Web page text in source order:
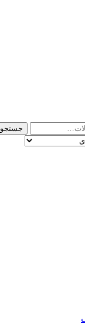
جستجو